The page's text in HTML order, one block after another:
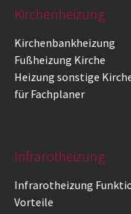
Kirchenheizung
Kirchenbankheizung
Fußheizung Kirche
Heizung sonstige
für Fachplaner
Infrarotheizung
Infrarotheizung
Vorteile